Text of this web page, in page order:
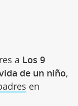
a Los 9
de un niño,
en